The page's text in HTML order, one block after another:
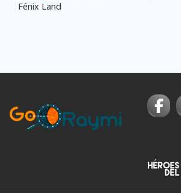
Fénix Land